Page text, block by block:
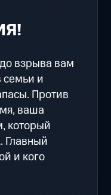
взрыва вам
семьи и
Против
ваша
который
Главный
и кого